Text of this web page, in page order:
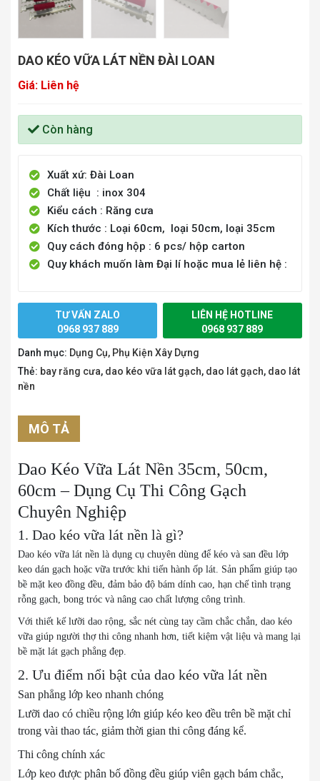
DAO KÉO VỮA LÁT NỀN ĐÀI LOAN
Giá: Liên hệ
Còn hàng
Xuất xứ: Đài Loan
Chất liệu : inox 304
Kiểu cách : Răng cưa
Kích thước : Loại 60cm, loại 50cm, loại 35cm
Quy cách đóng hộp : 6 pcs/ hộp carton
Quy khách muốn làm Đại lí hoặc mua lẻ liên hệ :
TƯ VẤN ZALO
0968 937 889
LIÊN HỆ HOTLINE
0968 937 889
Danh mục: Dụng Cụ, Phụ Kiện Xây Dựng
Thẻ: bay răng cưa, dao kéo vữa lát gạch, dao lát gạch, dao lát
nền
MÔ TẢ
Dao Kéo Vữa Lát Nền 35cm, 50cm,
60cm – Dụng Cụ Thi Công Gạch
Chuyên Nghiệp
1. Dao kéo vữa lát nền là gì?
Dao kéo vữa lát nền là dụng cụ chuyên dùng để kéo và san đều lớp
keo dán gạch hoặc vữa trước khi tiến hành ốp lát. Sản phẩm giúp tạo
bề mặt keo đồng đều, đảm bảo độ bám dính cao, hạn chế tình trạng
rỗng gạch, bong tróc và nâng cao chất lượng công trình.
Với thiết kế lưỡi dao rộng, sắc nét cùng tay cầm chắc chắn, dao kéo
vữa giúp người thợ thi công nhanh hơn, tiết kiệm vật liệu và mang lại
bề mặt lát gạch phẳng đẹp.
2. Ưu điểm nổi bật của dao kéo vữa lát nền
San phẳng lớp keo nhanh chóng
Lưỡi dao có chiều rộng lớn giúp kéo keo đều trên bề mặt chỉ
trong vài thao tác, giảm thời gian thi công đáng kể.
Thi công chính xác
Lớp keo được phân bố đồng đều giúp viên gạch bám chắc,